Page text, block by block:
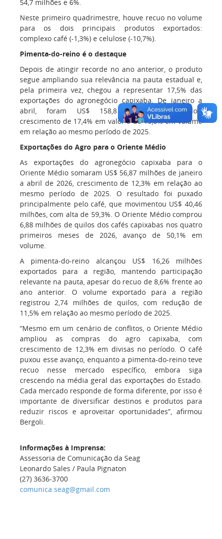
54,7 milhões e 6%.
Neste primeiro quadrimestre, houve recuo no volume
para os dois principais produtos exportados:
complexo café (-1,3%) e celulose (-10,7%).
Pimenta-do-reino é o destaque
Depois de atingir recorde no ano anterior, o produto
segue ampliando sua relevância na pauta estadual e,
pela primeira vez, chegou a representar 17,5% das
exportações do agronegócio capixaba. De janeiro a
abril, foram US$ 158,8 milhões exportados,
crescimento de 17,4% em valor e de 15,8% em volume
em relação ao mesmo período de 2025.
Exportações do Agro para o Oriente Médio
As exportações do agronegócio capixaba para o
Oriente Médio somaram US$ 56,87 milhões de janeiro
a abril de 2026, crescimento de 12,3% em relação ao
mesmo período de 2025. O resultado foi puxado
principalmente pelo café, que movimentou US$ 40,46
milhões, com alta de 59,3%. O Oriente Médio comprou
6,88 milhões de quilos dos cafés capixabas nos quatro
primeiros meses de 2026, avanço de 50,1% em
volume.
A pimenta-do-reino alcançou US$ 16,26 milhões
exportados para a região, mantendo participação
relevante na pauta, apesar do recuo de 8,6% frente ao
ano anterior. O volume exportado para a região
registrou 2,74 milhões de quilos, com redução de
11,5% em relação ao mesmo período de 2025.
“Mesmo em um cenário de conflitos, o Oriente Médio
ampliou as compras do agro capixaba, com
crescimento de 12,3% em divisas no período. O café
puxou esse avanço, enquanto a pimenta-do-reino teve
recuo nesse mercado específico, embora siga
crescendo na média geral das exportações do Estado.
Cada mercado responde de forma diferente, por isso é
importante de diversificar destinos e produtos para
reduzir riscos e aproveitar oportunidades”, afirmou
Bergoli.
Informações à Imprensa:
Assessoria de Comunicação da Seag
Leonardo Sales / Paula Pignaton
(27) 3636-3700
comunica.seag@gmail.com